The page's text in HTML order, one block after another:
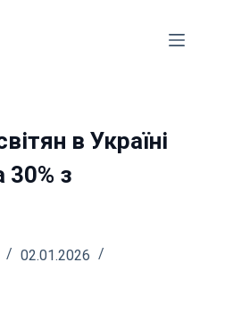
в Україні
30% з
02.01.2026